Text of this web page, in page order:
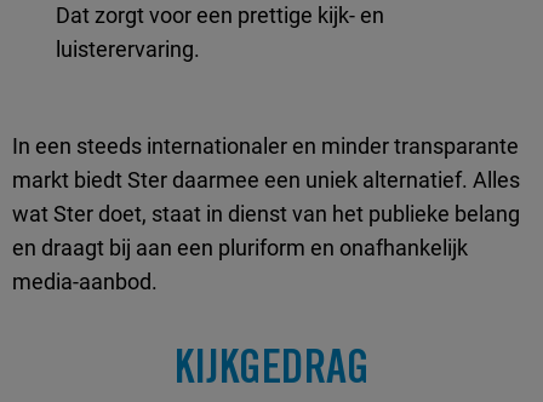
Dat zorgt voor een prettige kijk- en
luisterervaring.
In een steeds internationaler en minder transparante
markt biedt Ster daarmee een uniek alternatief. Alles
wat Ster doet, staat in dienst van het publieke belang
en draagt bij aan een pluriform en onafhankelijk
media-aanbod.
KIJKGEDRAG